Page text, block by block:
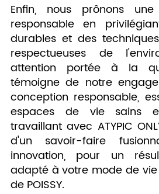
Enfin, nous prônons
responsable en
durables et des
respectueuses de
attention portée à la
témoigne de notre
conception responsable,
espaces de vie sains
travaillant avec ATYPIC
d'un savoir-faire
innovation, pour un
adapté à votre mode de
de POISSY.